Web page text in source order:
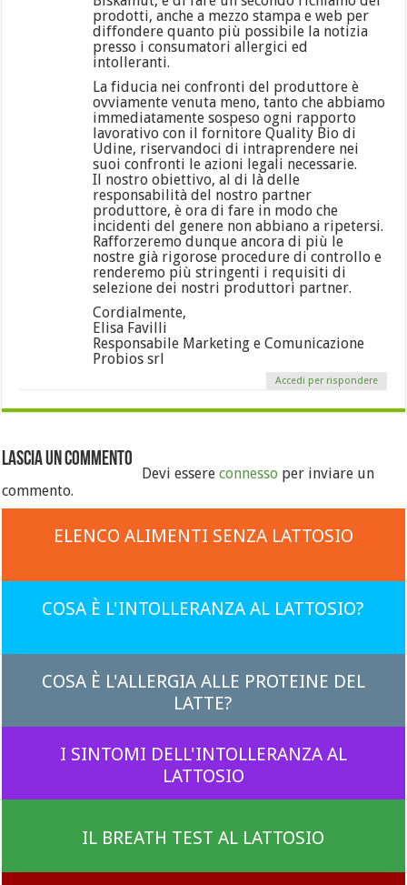
prodotti, anche a mezzo stampa e web per
diffondere quanto più possibile la notizia
presso i consumatori allergici ed
intolleranti.
La fiducia nei confronti del produttore è
ovviamente venuta meno, tanto che abbiamo
immediatamente sospeso ogni rapporto
lavorativo con il fornitore Quality Bio di
Udine, riservandoci di intraprendere nei
suoi confronti le azioni legali necessarie.
Il nostro obiettivo, al di là delle
responsabilità del nostro partner
produttore, è ora di fare in modo che
incidenti del genere non abbiano a ripetersi.
Rafforzeremo dunque ancora di più le
nostre già rigorose procedure di controllo e
renderemo più stringenti i requisiti di
selezione dei nostri produttori partner.
Cordialmente,
Elisa Favilli
Responsabile Marketing e Comunicazione
Probios srl
Accedi per rispondere
Lascia un commento
Devi essereconnesso per inviare un
commento.
ELENCO ALIMENTI SENZA LATTOSIO
COSA È L'INTOLLERANZA AL LATTOSIO?
COSA È L'ALLERGIA ALLE PROTEINE DEL
LATTE?
I SINTOMI DELL'INTOLLERANZA AL
LATTOSIO
IL BREATH TEST AL LATTOSIO